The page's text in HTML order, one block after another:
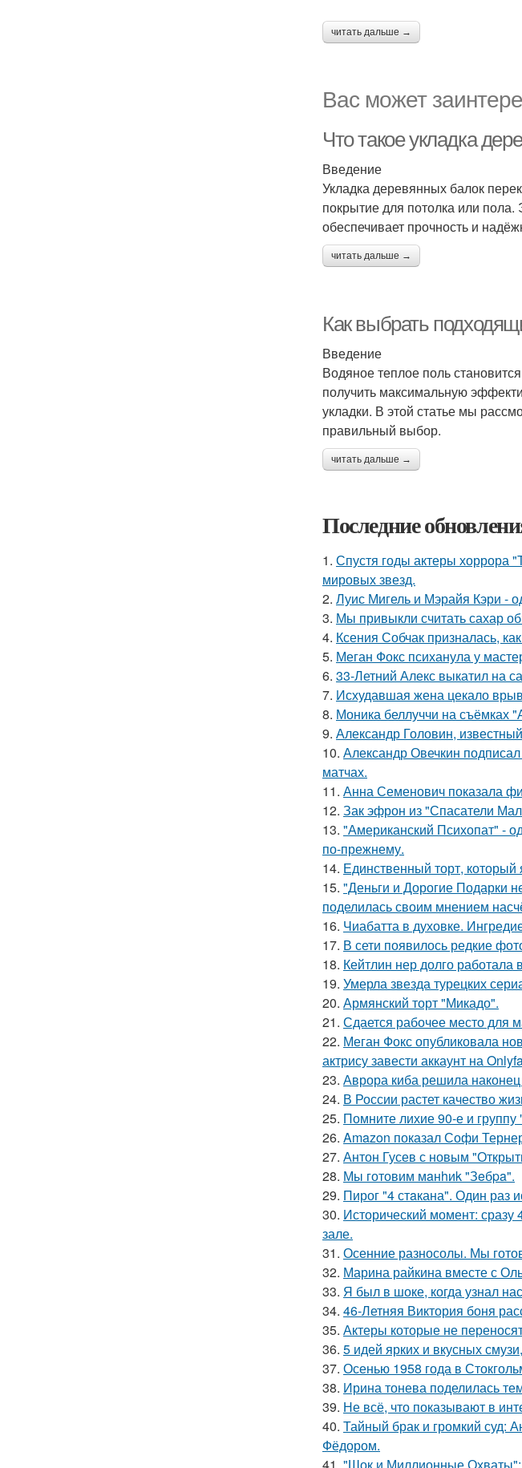
читать дальше →
Вас может
Что такое укладка
Введение
Укладка деревянных балок
покрытие для потолка или пола.
обеспечивает прочность и
читать дальше →
Как выбрать
Введение
Водяное теплое поль
получить максимальную
укладки. В этой статье мы
правильный выбор.
читать дальше →
Последние
1. Спустя годы актеры хоррора
мировых звезд.
2. Луис Мигель и Мэрайя Кэри -
3. Мы привыкли считать сахар
4. Ксения Собчак призналась,
5. Меган Фокс психанула у
6. 33-Летний Алекс выкатил на
7. Исхудавшая жена цекало
8. Моника беллуччи на съёмках
9. Александр Головин,
10. Александр Овечкин
матчах.
11. Анна Семенович показала
12. Зак эфрон из "Спасатели
13. "Американский Психопат" -
по-прежнему.
14. Единственный торт,
15. "Деньги и Дорогие Подарки
поделилась своим мнением
16. Чиабатта в духовке.
17. В сети появилось редкие
18. Кейтлин нер долго
19. Умерла звезда турецких
20. Армянский торт "Микадо".
21. Сдается рабочее место для
22. Меган Фокс опубликовала
актрису завести аккаунт на
23. Аврора киба решила наконец
24. В России растет качество
25. Помните лихие 90-е и
26. Amazon показал Софи
27. Антон Гусев с новым
28. Мы готовим мaнhиk "Зeбpa".
29. Пирог "4 стaкана". Один раз
30. Исторический момент:
зале.
31. Осенние разносолы. Мы
32. Марина райкина вместе с
33. Я был в шоке, когда узнал
34. 46-Летняя Виктория боня
35. Актеры которые не
36. 5 идей ярких и вкусных
37. Осенью 1958 года в
38. Ирина тонева поделилась
39. Не всё, что показывают в
40. Тайный брак и громкий суд:
Фёдором.